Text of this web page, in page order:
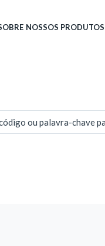
NOSSOS PRODUTOS
ou palavra-chave